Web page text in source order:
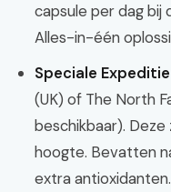
capsule per dag bij
Alles-in-één
Speciale
(UK) of The North
beschikbaar).
hoogte. Bevatten
extra antioxidanten.